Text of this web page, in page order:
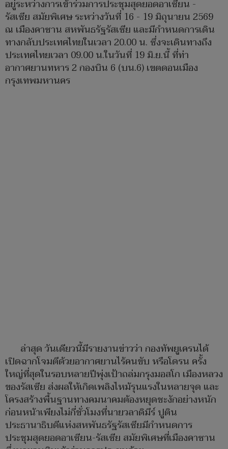
อยู่ระหว่างการเข้าร่วมการประชุมสุดยอดอาเซียน -
รัสเซีย สมัยพิเศษ ระหว่างวันที่ 16 - 19 มิถุนายน 2569
ณ เมืองคาซาน สหพันธรัฐรัสเซีย และมีกำหนดการเดิน
ทางกลับประเทศไทยในเวลา 20.00 น. ซึ่งจะเดินทางถึง
ประเทศไทยเวลา 09.00 น.ในวันที่ 19 มิ.ย.นี้ ที่ท่า
อากาศยานทหาร 2 กองบิน 6 (บน.6) เขตดอนเมือง
กรุงเทพมหานคร
ล่าสุด วันเดียวนี้มีรายงานข่าวว่า กองทัพยูเครนได้
เปิดฉากโจมตีด้วยอากาศยานไร้คนขับ หรือโดรน ครั้ง
ใหญ่ที่สุดในรอบหลายปีพุ่งเป้าถล่มกรุงมอสโก เมืองหลวง
ของรัสเซีย ส่งผลให้เกิดเพลิงไหม้รุนแรงในหลายจุด และ
โครงสร้างพื้นฐานทางคมนาคมต้องหยุดชะงักอย่างหนัก
ก่อนหน้าเพียงไม่กี่ชั่วโมงที่นายวลาดิมีร์ ปูติน
ประธานาธิบดีแห่งสหพันธรัฐรัสเซียมีกำหนดการ
ประชุมสุดยอดอาเซียน-รัสเซีย สมัยพิเศษที่เมืองคาซาน